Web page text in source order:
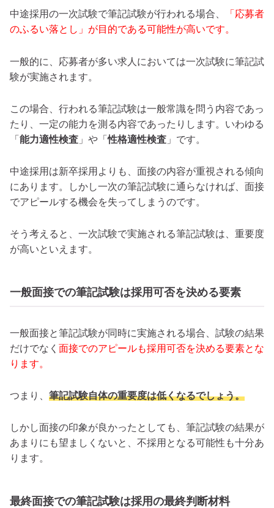
中途採用の一次試験で筆記試験が行われる場合、
「応募者
のふるい落とし」が目的である可能性が高いです。
一般的に、応募者が多い求人においては一次試験に筆記試
験が実施されます。
この場合、行われる筆記試験は一般常識を問う内容であっ
たり、一定の能力を測る内容であったりします。いわゆる
「 能力適性検査 」や「性格適性検査 」です。
中途採用は新卒採用よりも、面接の内容が重視される傾向
にあります。しかし一次の筆記試験に通らなければ、面接
でアピールする機会を失ってしまうのです。
そう考えると、一次試験で実施される筆記試験は、重要度
が高いといえます。
一般面接での筆記試験は採用可否を決める要素
一般面接と筆記試験が同時に実施される場合、試験の結果
だけでなく 面接でのアピールも採用可否を決める要素とな
ります。
つまり、 筆記試験自体の重要度は低くなるでしょう。
しかし面接の印象が良かったとしても、筆記試験の結果が
あまりにも望ましくないと、不採用となる可能性も十分あ
ります。
最終面接での筆記試験は採用の最終判断材料